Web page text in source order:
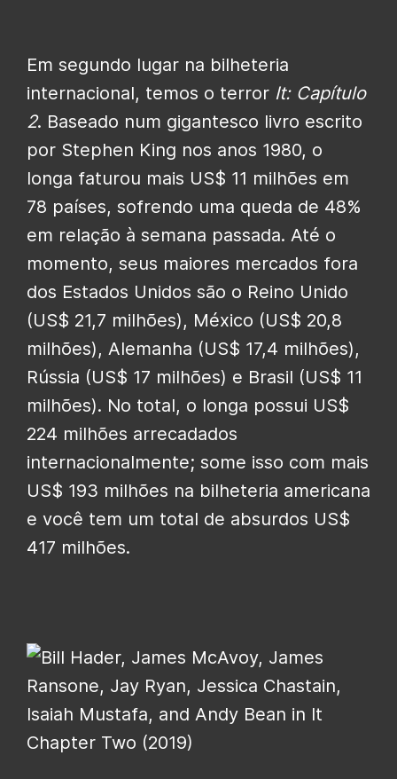
Em segundo lugar na bilheteria
internacional, temos o terror It: Capítulo
2. Baseado num gigantesco livro escrito
por Stephen King nos anos 1980, o
longa faturou mais US$ 11 milhões em
78 países, sofrendo uma queda de 48%
em relação à semana passada. Até o
momento, seus maiores mercados fora
dos Estados Unidos são o Reino Unido
(US$ 21,7 milhões), México (US$ 20,8
milhões), Alemanha (US$ 17,4 milhões),
Rússia (US$ 17 milhões) e Brasil (US$ 11
milhões). No total, o longa possui US$
224 milhões arrecadados
internacionalmente; some isso com mais
US$ 193 milhões na bilheteria americana
e você tem um total de absurdos US$
417 milhões.